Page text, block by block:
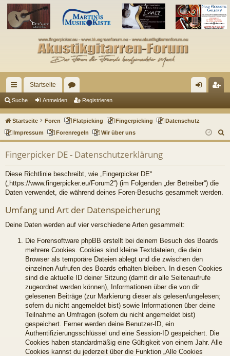
ch
ne
llz
Startseite
en m ist
rie
Suche Anmelden Registrieren
Startseite Foren Flatpicking Fingerpicking
Datenschutz
Impressum
Forenregeln Wir über uns
u
Fingerpicker DE - Datenschutzerklärung
Diese Richtlinie beschreibt, wie „Fingerpicker DE“
(„https://www.fingerpicker.eu/Forum2“) (im Folgenden „der Betreiber“) die
Daten verwendet, die während deines Foren-Besuchs gesammelt werden.
Umfang und Art der Datenspeicherung
Deine Daten werden auf vier verschiedene Arten gesammelt:
Die Forensoftware phpBB erstellt bei deinem Besuch des Boards
mehrere Cookies. Cookies sind kleine Textdateien, die dein
Browser als temporäre Dateien ablegt und die zwischen den
einzelnen Aufrufen des Boards erhalten bleiben. In diesen Cookies
sind die aktuelle ID deiner Sitzung (damit dir alle Seitenaufrufe
zugeordnet werden können), Informationen über die von dir
gelesenen Beiträge (zur Markierung dieser als gelesen/ungelesen;
sofern du nicht angemeldet bist) sowie Informationen über deine
Teilnahme an Umfragen (sofern du nicht angemeldet bist)
gespeichert. Ferner werden deine Benutzer-ID, ein
Authentifizierungsschlüssel und eine Session-ID gespeichert. Die
Cookies haben standardmäßig eine Gültigkeit von einem Jahr. Alle
Cookies kannst du jederzeit über die Funktion „Alle Cookies